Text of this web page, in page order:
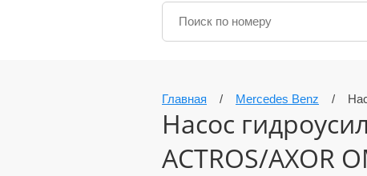
Главная / Mercedes Benz /
Насос
ACTROS/AXOR